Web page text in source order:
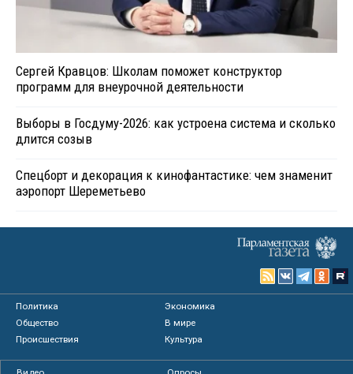
Сергей Кравцов: Школам поможет конструктор
программ для внеурочной деятельности
Выборы в Госдуму-2026: как устроена система и сколько
длится созыв
Спецборт и декорация к кинофантастике: чем знаменит
аэропорт Шереметьево
Политика
Экономика
Общество
В мире
Происшествия
Культура